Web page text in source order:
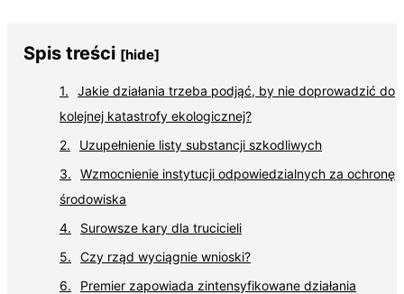
Spis treści [hide]
Jakie działania trzeba podjąć, by nie doprowadzić do
kolejnej katastrofy ekologicznej?
Uzupełnienie listy substancji szkodliwych
Wzmocnienie instytucji odpowiedzialnych za ochronę
środowiska
Surowsze kary dla trucicieli
Czy rząd wyciągnie wnioski?
Premier zapowiada zintensyfikowane działania